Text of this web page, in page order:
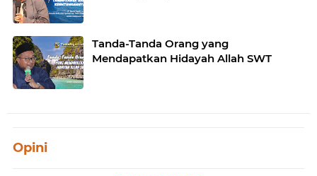
Tanda-Tanda Orang yang
Mendapatkan Hidayah Allah SWT
Opini